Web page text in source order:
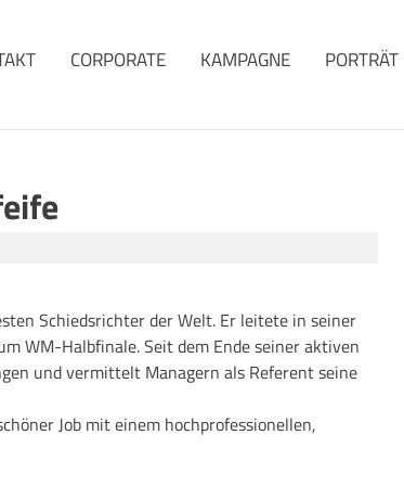
CORPORATE KAMPAGNE PORTRÄT
Schiedsrichter der Welt. Er leitete in seiner
WM-Halbfinale. Seit dem Ende seiner aktiven
und vermittelt Managern als Referent seine
Job mit einem hochprofessionellen,